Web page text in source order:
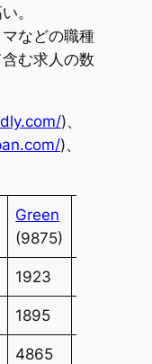
。
などの職種
む求人の数
)、
)、
Green
(9875)
1923
1895
4865